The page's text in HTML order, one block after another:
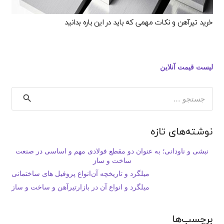
خرید تیرآهن و نکات مهمی که باید در این باره بدانید
لیست قیمت آنلاین
برای:
نوشته‌های تازه
نبشی و ناودانی؛ به عنوان دو مقطع فولادی مهم و اساسی در صنعت
ساخت و ساز
انواع پروفیل های ساختمانیمیلگرد و تاریخچه آن
تیرآهن و ساخت و سازمیلگرد و انواع آن در بازار
برچسب‌ها